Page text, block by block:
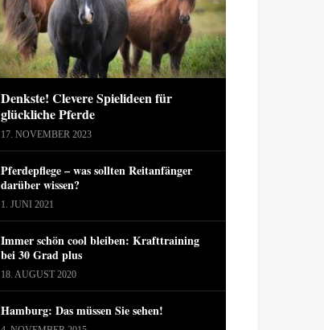
Denkste! Clevere Spielideen für
glückliche Pferde
17. NOVEMBER 2023
Pferdepflege – was sollten Reitanfänger
darüber wissen?
1. JUNI 2021
Immer schön cool bleiben: Krafttraining
bei 30 Grad plus
18. AUGUST 2020
Hamburg: Das müssen Sie sehen!